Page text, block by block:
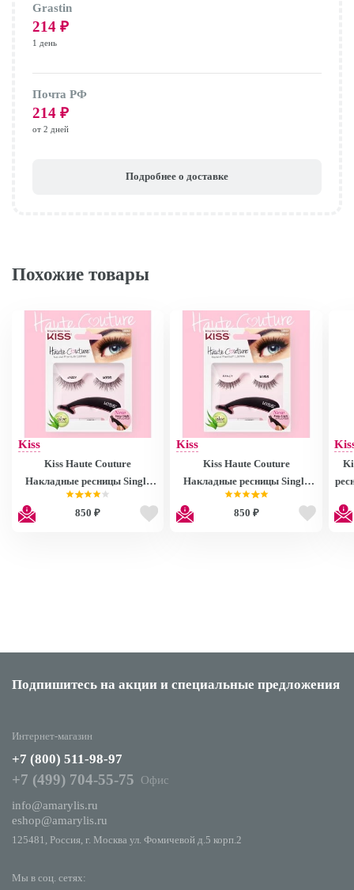
Grastin
214 ₽
1 день
Почта РФ
214 ₽
от 2 дней
Подробнее о доставке
Похожие товары
Kiss
Kiss Haute Couture
Накладные ресницы Single
Lashes Jazzy KHL08GT
850 ₽
Kiss
Kiss Haute Couture
Накладные ресницы Single
Lashes Fancy KHL07GT
850 ₽
Подпишитесь на акции и специальные предложения
Мы в соц. сетях:
Интернет-магазин
+7 (800) 511-98-97
+7 (499) 704-55-75
Офис
info@amarylis.ru
eshop@amarylis.ru
125481, Россия, г. Москва ул. Фомичевой д.5 корп.2